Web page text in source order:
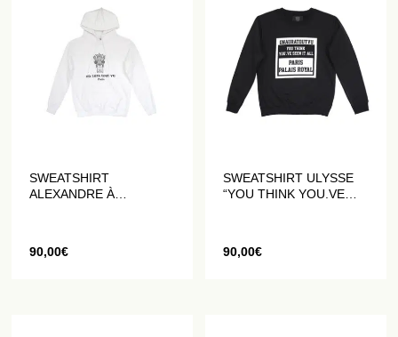
SWEATSHIRT
ALEXANDRE À
90,00€
SWEATSHIRT ULYSSE
“YOU THINK YOU.VE
90,00€